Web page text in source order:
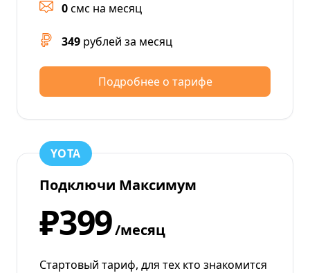
0смс на месяц
349 рублей за месяц
Подробнее о тарифе
YOTA
Подключи Максимум
₽399/месяц
Стартовый тариф, для тех кто знакомится